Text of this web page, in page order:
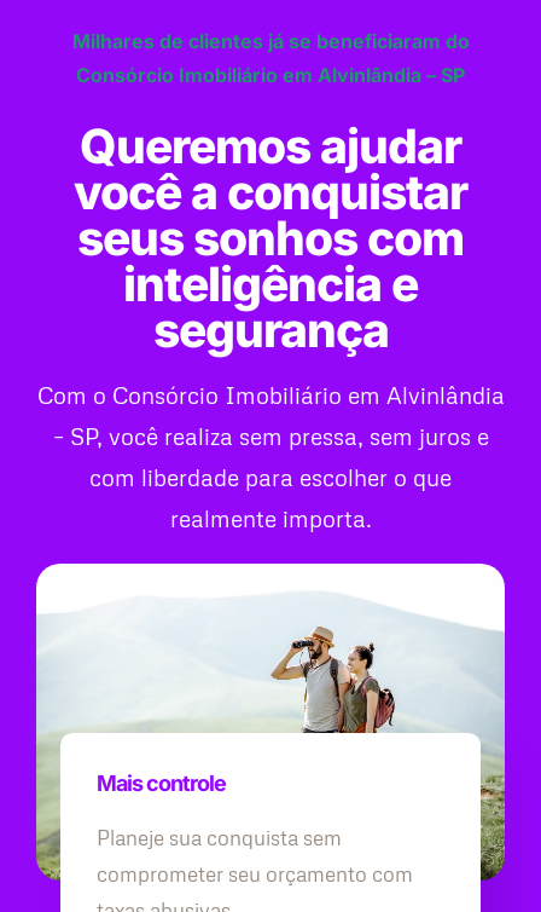
Milhares de clientes já se beneficiaram do
Consórcio Imobiliário em Alvinlândia – SP
Queremos ajudar
você a conquistar
seus sonhos com
inteligência e
segurança
Com o Consórcio Imobiliário em Alvinlândia
– SP, você realiza sem pressa, sem juros e
com liberdade para escolher o que
realmente importa.
Mais controle
Planeje sua conquista sem
comprometer seu orçamento com